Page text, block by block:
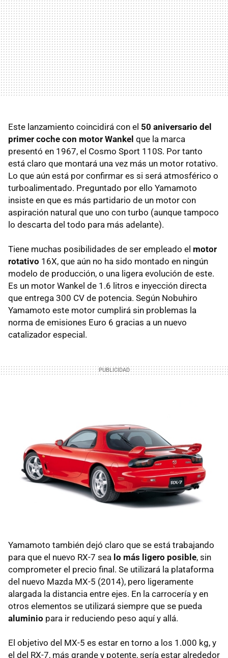
Este lanzamiento coincidirá con el 50 aniversario del
primer coche con motor Wankel que la marca
presentó en 1967, el Cosmo Sport 110S. Por tanto
está claro que montará una vez más un motor rotativo.
Lo que aún está por confirmar es si será atmosférico o
turboalimentado. Preguntado por ello Yamamoto
insiste en que es más partidario de un motor con
aspiración natural que uno con turbo (aunque tampoco
lo descarta del todo para más adelante).
Tiene muchas posibilidades de ser empleado el motor
rotativo 16X, que aún no ha sido montado en ningún
modelo de producción, o una ligera evolución de este.
Es un motor Wankel de 1.6 litros e inyección directa
que entrega 300 CV de potencia. Según Nobuhiro
Yamamoto este motor cumplirá sin problemas la
norma de emisiones Euro 6 gracias a un nuevo
catalizador especial.
Yamamoto también dejó claro que se está trabajando
para que el nuevo RX-7 sea lo más ligero posible, sin
comprometer el precio final. Se utilizará la plataforma
del nuevo Mazda MX-5 (2014), pero ligeramente
alargada la distancia entre ejes. En la carrocería y en
otros elementos se utilizará siempre que se pueda
aluminio para ir reduciendo peso aquí y allá.
El objetivo del MX-5 es estar en torno a los 1.000 kg, y
el del RX-7, más grande y potente, sería estar alrededor